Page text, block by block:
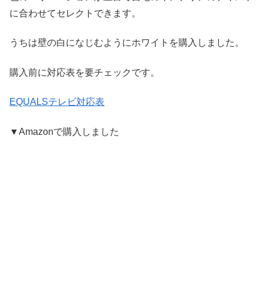
に合わせてセレクトできます。
うちは壁の白になじむようにホワイトを購入しました。
購入前に対応表を要チェックです。
EQUALSテレビ対応表
▼Amazonで購入しました